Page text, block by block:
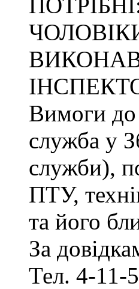
Вимоги до
служба у
служби),
ПТУ,
та його
За
Тел. 4-11-